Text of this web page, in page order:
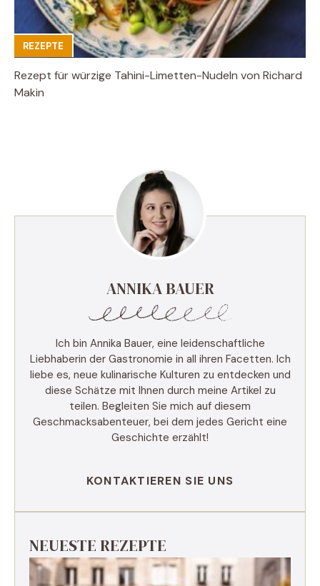
REZEPTE
Rezept für würzige Tahini-Limetten-Nudeln von Richard
Makin
ANNIKA BAUER
Ich bin Annika Bauer, eine leidenschaftliche
Liebhaberin der Gastronomie in all ihren Facetten. Ich
liebe es, neue kulinarische Kulturen zu entdecken und
diese Schätze mit Ihnen durch meine Artikel zu
teilen. Begleiten Sie mich auf diesem
Geschmacksabenteuer, bei dem jedes Gericht eine
Geschichte erzählt!
KONTAKTIEREN SIE UNS
NEUESTE REZEPTE